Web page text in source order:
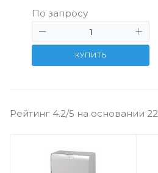
По запросу
КУПИТЬ
Рейтинг 4.2/5 на основании